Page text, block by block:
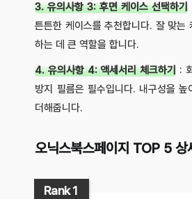
3. 유의사항 3: 후면 케이스 선택하기
튼튼한 케이스를 추천합니다. 잘 맞는
하는 데 큰 역할을 합니다.
4. 유의사항 4: 액세서리 체크하기 :
방지 필름은 필수입니다. 내구성을 높
더해줍니다.
오닉스북스페이지 TOP 5 상
Rank 1